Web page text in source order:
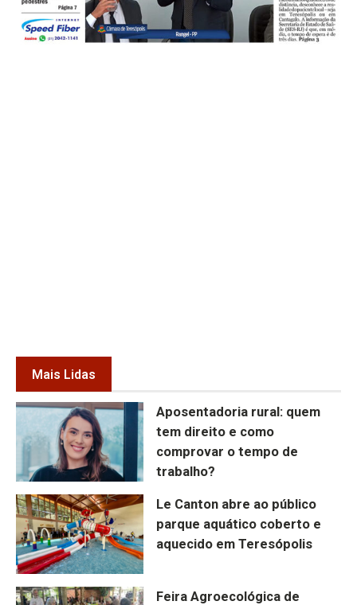
Mais Lidas
Aposentadoria rural: quem
tem direito e como
comprovar o tempo de
trabalho?
Le Canton abre ao público
parque aquático coberto e
aquecido em Teresópolis
Feira Agroecológica de